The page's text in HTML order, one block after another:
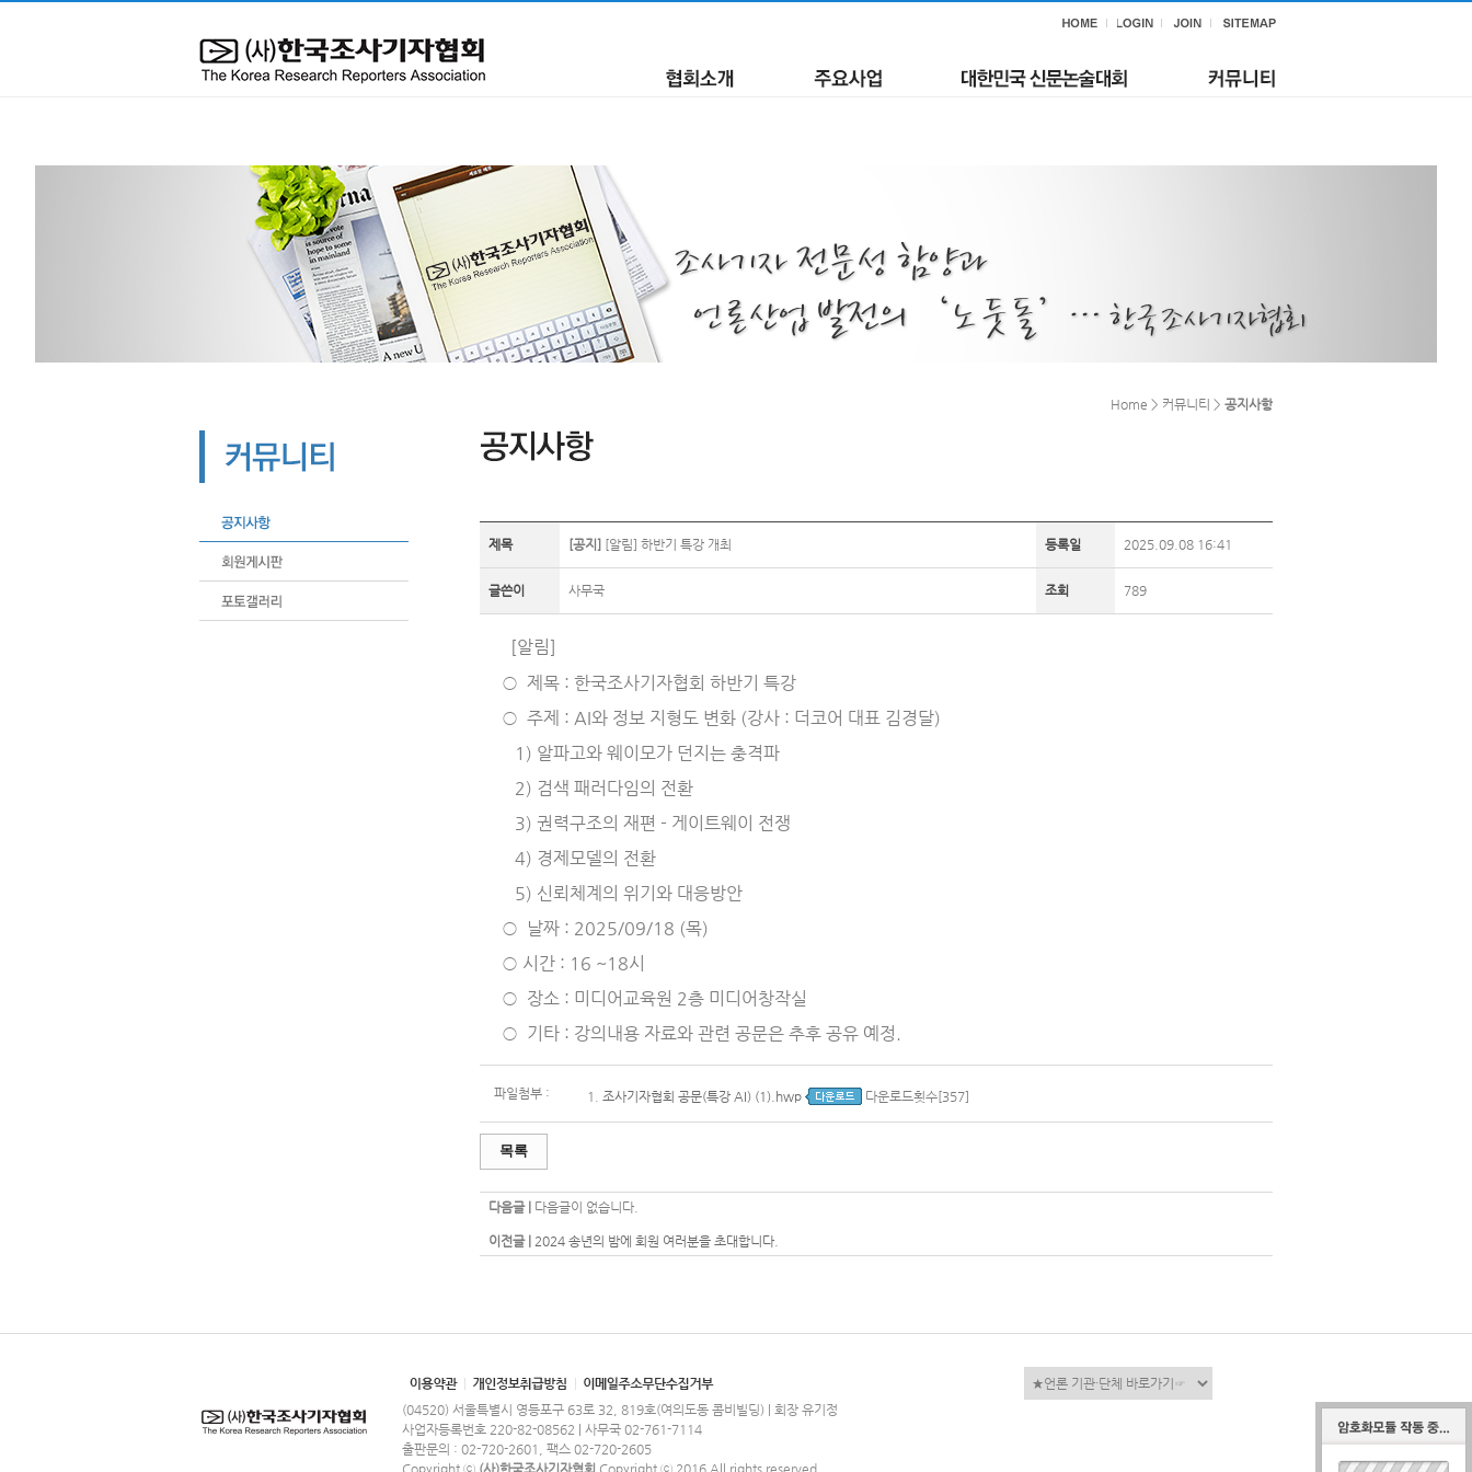
Home > 커뮤니티 > 공지사항
제목 [공지] [알림] 하반기 특강 개최 등록일 2025.09.08 16:41
글쓴이 사무국 조회 789
[알림]
○ 제목 : 한국조사기자협회 하반기 특강
○ 주제 : AI와 정보 지형도 변화 (강사 : 더코어 대표 김경달)
1) 알파고와 웨이모가 던지는 충격파
2) 검색 패러다임의 전환
3) 권력구조의 재편 - 게이트웨이 전쟁
4) 경제모델의 전환
5) 신뢰체계의 위기와 대응방안
○ 날짜 : 2025/09/18 (목)
○ 시간 : 16 ~18시
○ 장소 : 미디어교육원 2층 미디어창작실
○ 기타 : 강의내용 자료와 관련 공문은 추후 공유 예정.
파일첨부 : 1. 조사기자협회 공문(특강 AI) (1).hwp 다운로드횟수[357]
목록
다음글 | 다음글이 없습니다.
이전글 | 2024 송년의 밤에 회원 여러분을 초대합니다.
(04520) 서울특별시 영등포구 63로 32, 819호(여의도동 콤비빌딩) | 회장 유기정
사업자등록번호 220-82-08562 | 사무국 02-761-7114
출판문의 : 02-720-2601, 팩스 02-720-2605
Copyright ⓒ (사)한국조사기자협회 Copyright ⓒ 2016 All rights reserved.